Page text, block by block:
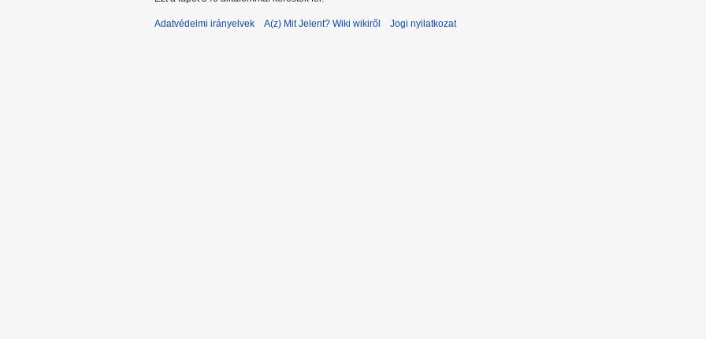
á
Adatvédelmi irányelvek A(z) Mit Jelent? Wiki wikiről Jogi nyilatkozat